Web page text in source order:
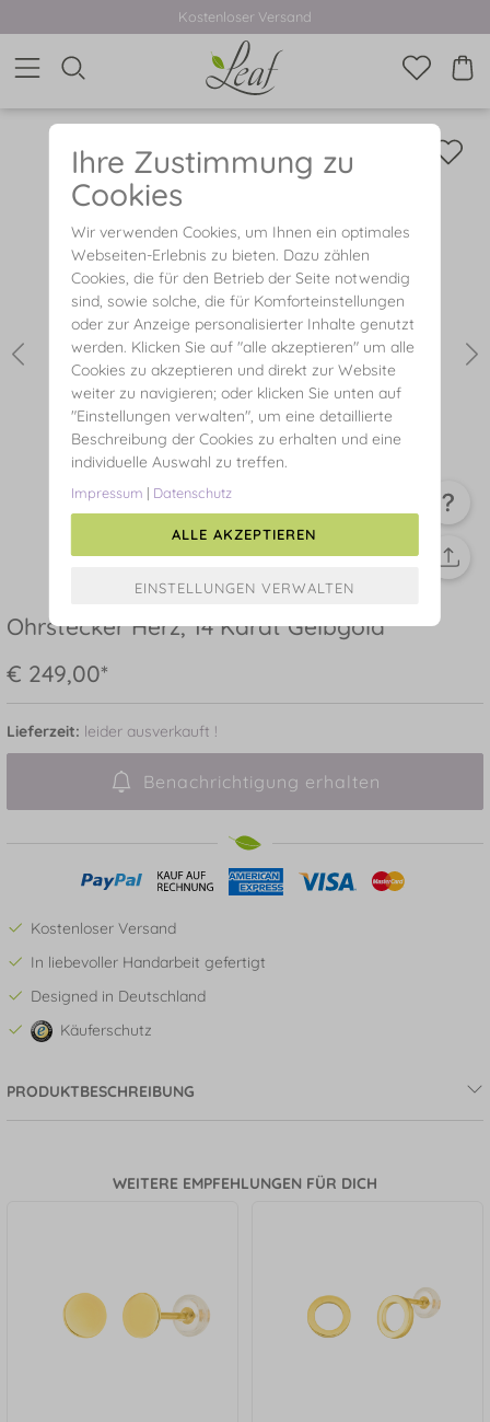
Kostenloser Versand
Ohrstecker Herz, 14 Karat Gelbgold
€ 249,00*
Lieferzeit: leider ausverkauft !
Benachrichtigung erhalten
Kostenloser Versand
In liebevoller Handarbeit gefertigt
Designed in Deutschland
Käuferschutz
PRODUKTBESCHREIBUNG
WEITERE EMPFEHLUNGEN FÜR DICH
Ihre Zustimmung zu
Cookies
Wir verwenden Cookies, um Ihnen ein optimales
Webseiten-Erlebnis zu bieten. Dazu zählen
Cookies, die für den Betrieb der Seite notwendig
sind, sowie solche, die für Komforteinstellungen
oder zur Anzeige personalisierter Inhalte genutzt
werden. Klicken Sie auf "alle akzeptieren" um alle
Cookies zu akzeptieren und direkt zur Website
weiter zu navigieren; oder klicken Sie unten auf
"Einstellungen verwalten", um eine detaillierte
Beschreibung der Cookies zu erhalten und eine
individuelle Auswahl zu treffen.
Impressum | Datenschutz
ALLE AKZEPTIEREN